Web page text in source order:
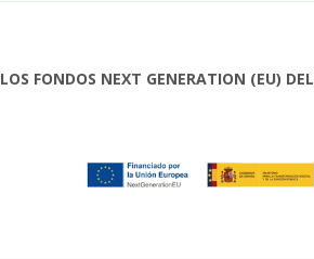
FONDOS NEXT GENERATION (EU)